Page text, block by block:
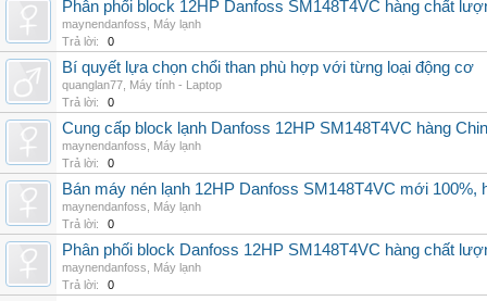
Phân phối block 12HP Danfoss SM148T4VC hàng chất
maynendanfoss
Máy lạnh
Trả lời:
0
Bí quyết lựa chọn chổi than phù hợp với từng loại động cơ
quanglan77 Máy tính - Laptop
Trả lời:
0
Cung cấp block lạnh Danfoss 12HP SM148T4VC hàng
maynendanfoss
Máy lạnh
Trả lời:
0
Bán máy nén lạnh 12HP Danfoss SM148T4VC mới
maynendanfoss
Máy lạnh
Trả lời:
0
Phân phối block Danfoss 12HP SM148T4VC hàng chất
maynendanfoss
Máy lạnh
Trả lời:
0